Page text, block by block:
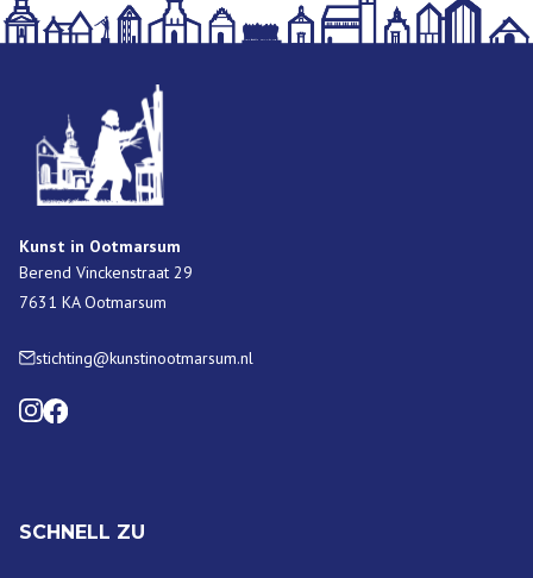
Kunst in Ootmarsum
Berend Vinckenstraat 29
7631 KA Ootmarsum
stichting@kunstinootmarsum.nl
SCHNELL ZU